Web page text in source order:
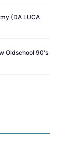
(DA LUCA
Oldschool 90's